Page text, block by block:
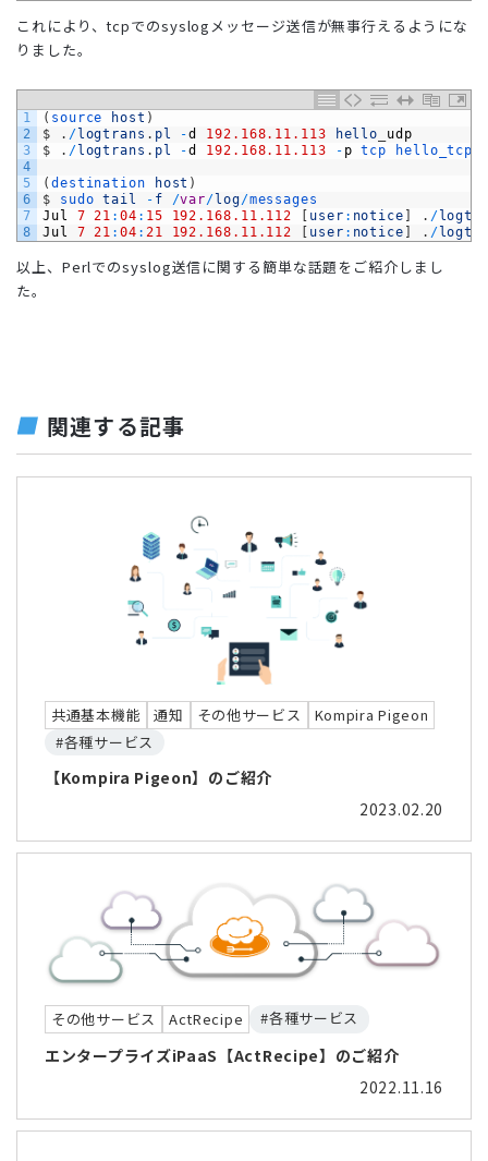
これにより、tcpでのsyslogメッセージ送信が無事行えるようにな
りました。
1
2
3
4
5
6
7
8
( source host )
$
. /logtrans . pl -d 192.168.11.113 hello
udp
$
. /logtrans . pl -d 192.168.11.113 - p tcp hello_tcp
( destination host )
$
sudo tail - f /var/log/messages
Jul
7 21 :04 : 15 192.168.11.112 [ user : notice ] . /
Jul
7 21 :04 : 21 192.168.11.112 [ user : notice ] . /
以上、Perlでのsyslog送信に関する簡単な話題をご紹介しまし
た。
関連する記事
共通基本機能 通知 その他サービス
Kompira Pigeon
#各種サービス
【Kompira Pigeon】のご紹介
2023.02.20
その他サービス ActRecipe #各種サービス
エンタープライズiPaaS【ActRecipe】のご紹介
2022.11.16